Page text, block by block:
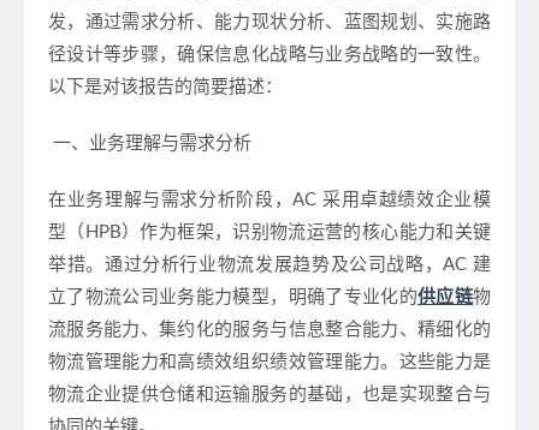
发，通过需求分析、能力现状分析、蓝图规划、实施路
径设计等步骤，确保信息化战略与业务战略的一致性。
以下是对该报告的简要描述：
一、业务理解与需求分析
在业务理解与需求分析阶段，AC 采用卓越绩效企业模
型（HPB）作为框架，识别物流运营的核心能力和关键
举措。通过分析行业物流发展趋势及公司战略，AC 建
立了物流公司业务能力模型，明确了专业化的供应链物
流服务能力、集约化的服务与信息整合能力、精细化的
物流管理能力和高绩效组织绩效管理能力。这些能力是
物流企业提供仓储和运输服务的基础，也是实现整合与